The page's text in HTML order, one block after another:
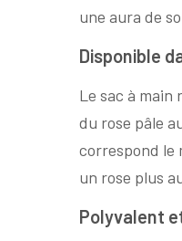
une aura de
Disponible
Le sac à
du rose pâle
correspond le
un rose plus
Polyvalent